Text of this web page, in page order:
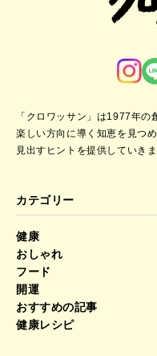
「クロワッサン」は1977年の
楽しい方向に導く知恵を見つ
見出すヒントを提供していきま
カテゴリー
健康
おしゃれ
フード
開運
おすすめの記事
健康レシピ